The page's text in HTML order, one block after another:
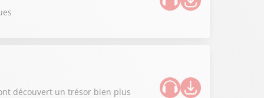
découvert un trésor bien plus